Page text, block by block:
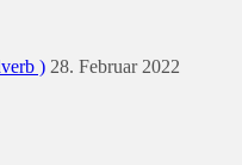
) 28. Februar 2022